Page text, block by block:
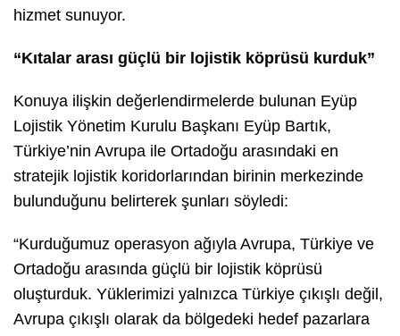
hizmet sunuyor.
“Kıtalar arası güçlü bir lojistik köprüsü kurduk”
Konuya ilişkin değerlendirmelerde bulunan Eyüp
Lojistik Yönetim Kurulu Başkanı Eyüp Bartık,
Türkiye’nin Avrupa ile Ortadoğu arasındaki en
stratejik lojistik koridorlarından birinin merkezinde
bulunduğunu belirterek şunları söyledi:
“Kurduğumuz operasyon ağıyla Avrupa, Türkiye ve
Ortadoğu arasında güçlü bir lojistik köprüsü
oluşturduk. Yüklerimizi yalnızca Türkiye çıkışlı değil,
Avrupa çıkışlı olarak da bölgedeki hedef pazarlara